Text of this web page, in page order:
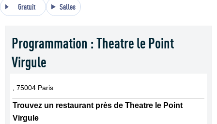
Gratuit Salles
Programmation : Theatre le Point
Virgule
, 75004 Paris
Trouvez un restaurant près de Theatre le Point
Virgule